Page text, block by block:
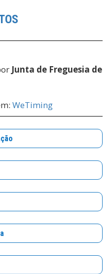
Junta de Freguesia de
WeTiming